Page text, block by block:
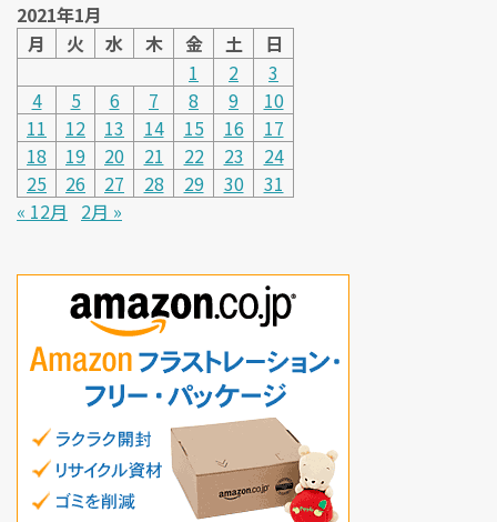
2021年1月
月
火 水 木 金 土
日
1
2
3
4
5 6 7 8 9
10
11
12 13 14 15 16
17
18
19 20 21 22 23
24
25
26 27 28 29 30
31
« 12月
2月 »